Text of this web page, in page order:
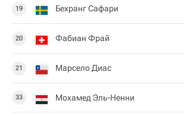
19 Бехранг Сафари
20 Фабиан Фрай
21 Марсело Диас
33 Мохамед Эль-Ненни